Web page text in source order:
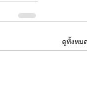
ดูทั้งหมด